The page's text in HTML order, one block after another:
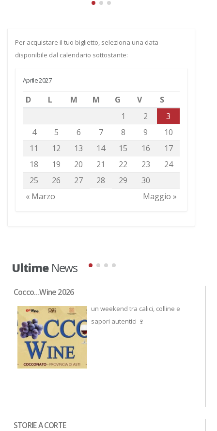
Per acquistare il tuo biglietto, seleziona una data
disponibile dal calendario sottostante:
Aprile 2027
D L M M G V S
« Marzo Maggio »
1 2
3
4
5 6 7 8 9
10
11
12 13 14 15 16
17
18
19 20 21 22 23
24
25
26 27 28 29 30
UltimeNews
Cocco…Wine 2026
un weekend tra calici, colline e
sapori autentici 🍷
STORIE A CORTE